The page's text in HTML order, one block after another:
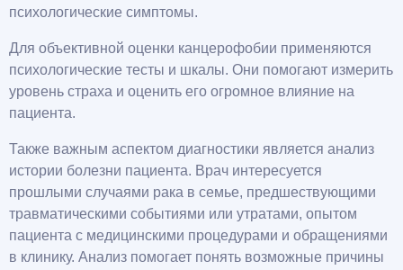
психологические симптомы.
Для объективной оценки канцерофобии применяются
психологические тесты и шкалы. Они помогают измерить
уровень страха и оценить его огромное влияние на
пациента.
Также важным аспектом диагностики является анализ
истории болезни пациента. Врач интересуется
прошлыми случаями рака в семье, предшествующими
травматическими событиями или утратами, опытом
пациента с медицинскими процедурами и обращениями
в клинику. Анализ помогает понять возможные причины